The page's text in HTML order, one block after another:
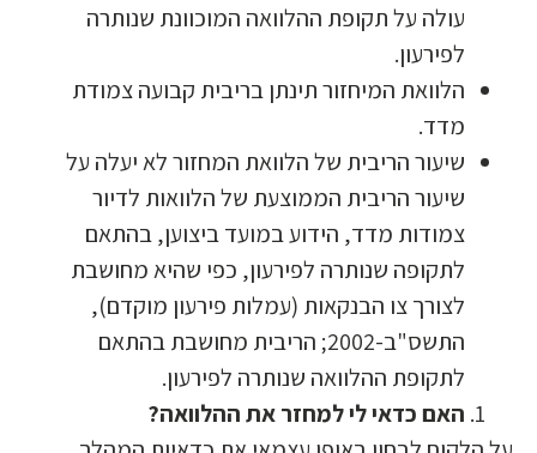
עולה על תקופת ההלוואה המוכוונת שנותרה
לפירעון.
הלוואת המיחזור תינתן בריבית קבועה צמודת
מדד.
שיעור הריבית של הלוואת המחזור לא יעלה על
שיעור הריבית הממוצעת של הלוואות לדיור
צמודות מדד, הידוע במועד ביצוען, בהתאם
לתקופה שנותרה לפירעון, כפי שהיא מחושבת
לצורך צו הבנקאות (עמלות פירעון מוקדם),
התשס"ב-2002; הריבית מחושבת בהתאם
לתקופת ההלוואה שנותרה לפירעון.
האם כדאי לי למחזר את ההלוואה?